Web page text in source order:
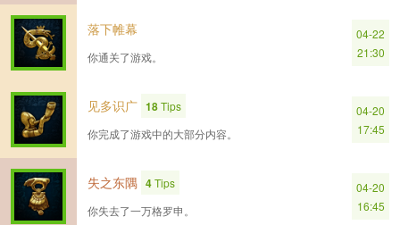
落下帷幕
你通关了游戏。
04-22
21:30
见多识广 18Tips
你完成了游戏中的大部分内容。
04-20
17:45
失之东隅 4Tips
你失去了一万格罗申。
04-20
16:45